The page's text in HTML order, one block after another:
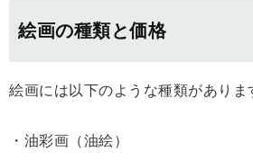
絵画の種類と価格
絵画には以下のような種類がありま
・油彩画（油絵）